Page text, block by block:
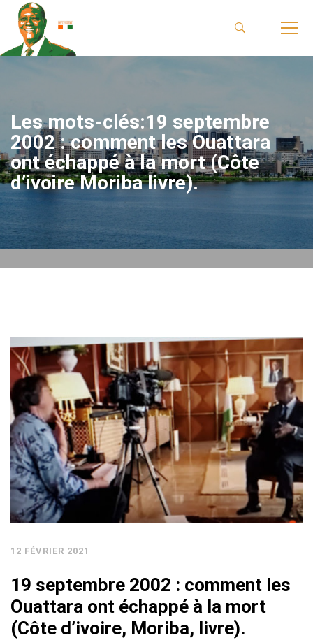
Les mots-clés:19 septembre
2002 : comment les Ouattara
ont échappé à la mort (Côte
d’ivoire Moriba livre).
12 FÉVRIER 2021
19 septembre 2002 : comment les
Ouattara ont échappé à la mort
(Côte d’ivoire, Moriba, livre).